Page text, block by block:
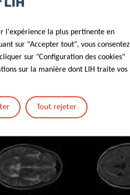
l'expérience la plus pertinente en
sur "Accepter tout", vous consentez
sur "Configuration des cookies"
sur la manière dont LIH traite vos
Tout rejeter